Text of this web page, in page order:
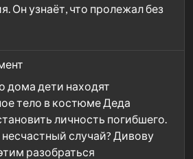
Он узнаёт, что пролежал без
дома дети находят
тело в костюме Деда
личность погибшего.
случай? Дивову
разобраться